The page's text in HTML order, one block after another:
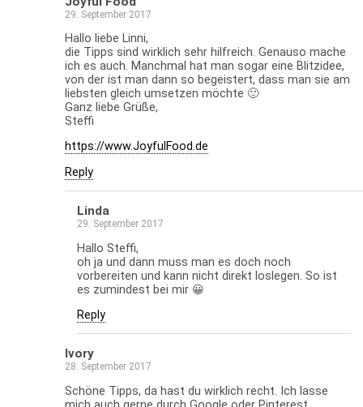
29. September 2017
Hallo liebe Linni,
die Tipps sind wirklich sehr hilfreich. Genauso mache
ich es auch. Manchmal hat man sogar eine Blitzidee,
von der ist man dann so begeistert, dass man sie am
liebsten gleich umsetzen möchte 🙂
Ganz liebe Grüße,
Steffi
https://www.JoyfulFood.de
Reply
Linda
29. September 2017
Hallo Steffi,
oh ja und dann muss man es doch noch
vorbereiten und kann nicht direkt loslegen. So ist
es zumindest bei mir 😀
Reply
Ivory
28. September 2017
Schöne Tipps, da hast du wirklich recht. Ich lasse